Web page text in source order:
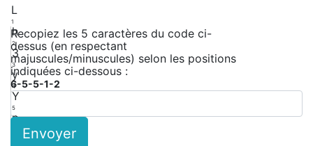
L
1
h
2
3
3
y
4
Y
5
p
Recopiez les 5 caractères du code ci-
dessus (en respectant
majuscules/minuscules) selon les positions
indiquées ci-dessous :
6-5-5-1-2
Envoyer